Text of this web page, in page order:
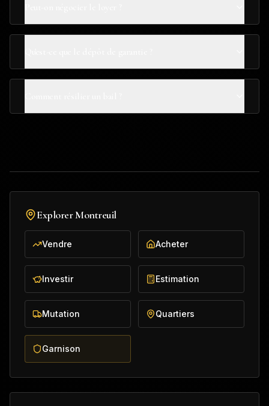
ExplorerMontreuil
Vendre Acheter
Investir Estimation
Mutation Quartiers
Garnison